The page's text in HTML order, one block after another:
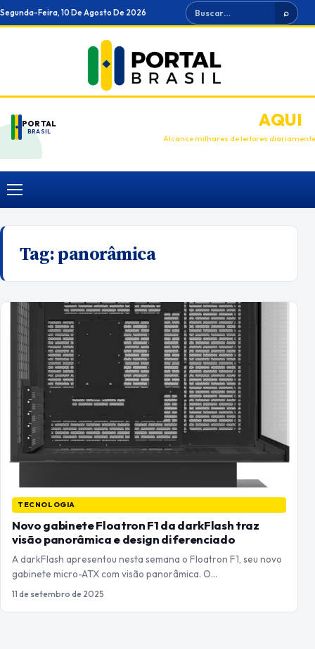
Ir
para
Segunda-Feira, 10 De Agosto De 2026 Buscar ⌕
PORTAL
BRASIL
ANUNCIEAQUI
Alcance milhares de leitores diariamente
Menu
Tag:panorâmica
TECNOLOGIA
Novo gabinete Floatron F1 da darkFlash traz
visão panorâmica e design diferenciado
A darkFlash apresentou nesta semana o Floatron F1, seu novo
gabinete micro-ATX com visão panorâmica. O…
11 de setembro de 2025